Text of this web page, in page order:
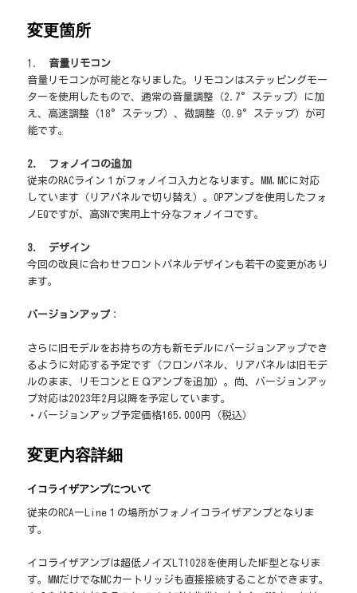
変更箇所
1. 音量リモコン
音量リモコンが可能となりました。リモコンはステッピングモー
ターを使用したもので、通常の音量調整（2.7°ステップ）に加
え、高速調整（18°ステップ）、微調整（0.9°ステップ）が可
能です。
2. フォノイコの追加
従来のRACライン１がフォノイコ入力となります。MM,MCに対応
しています（リアパネルで切り替え）。OPアンプを使用したフォ
ノEQですが、高SNで実用上十分なフォノイコです。
3. デザイン
今回の改良に合わせフロントパネルデザインも若干の変更があり
ます。
バージョンアップ ：
さらに旧モデルをお持ちの方も新モデルにバージョンアップでき
るように対応する予定です（フロンパネル、リアパネルは旧モデ
ルのまま、リモコンとＥＱアンプを追加）。尚、バージョンアッ
プ対応は2023年2月以降を予定しています。
・バージョンアップ予定価格165,000円（税込）
変更内容詳細
イコライザアンプについて
従来のRCAーLine１の場所がフォノイコライザアンプとなりま
す。
イコライザアンプは超低ノイズLT1028を使用したNF型となりま
す。MMだけでなMCカートリッジも直接接続することができます。